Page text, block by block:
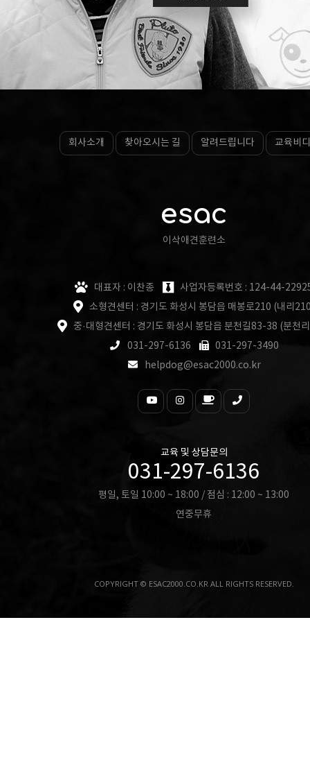
회사소개 찾아오시는 길 알려드립니다 교육비
esac
이삭애견훈련소
대표자 : 이찬종
사업자등록번호 : 124-44-
소형견센터 : 경기도 화성시 봉담읍 매봉로210 (내리
중·대형견센터 : 경기도 화성시 봉담읍 분천길83-38 (분천
031-297-6136
031-297-3490
helpdog@esac2000.co.kr
교육 및 상담문의
031-297-6136
평일, 토일 10:00 ~ 18:00 / 점심 : 12:00 ~ 13:00
연중무휴
COPYRIGHT © ESAC2000.CO.KR ALL RIGHTS RESERVED.